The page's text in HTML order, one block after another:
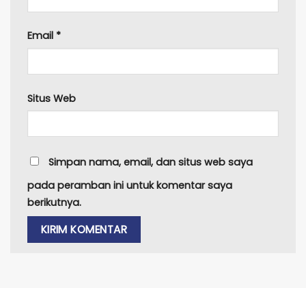
Email *
Situs Web
Simpan nama, email, dan situs web saya
pada peramban ini untuk komentar saya
berikutnya.